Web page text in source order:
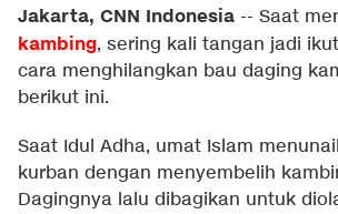
Jakarta, CNN Indonesia -- Saat
kambing, sering kali tangan jadi ikut
cara menghilangkan bau daging
berikut ini.
Saat Idul Adha, umat Islam
kurban dengan menyembelih
Dagingnya lalu dibagikan untuk